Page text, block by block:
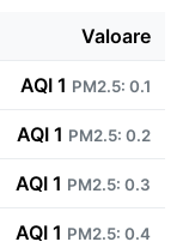
Valoare
AQI 1 PM2.5: 0.1
AQI 1 PM2.5: 0.2
AQI 1 PM2.5: 0.3
AQI 1 PM2.5: 0.4